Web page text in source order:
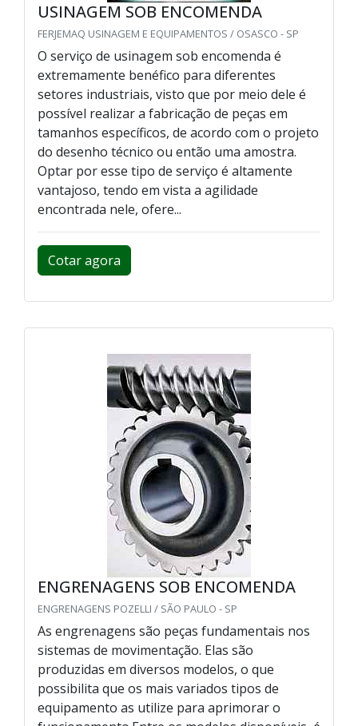
USINAGEM SOB ENCOMENDA
FERJEMAQ USINAGEM E EQUIPAMENTOS / OSASCO - SP
O serviço de usinagem sob encomenda é
extremamente benéfico para diferentes
setores industriais, visto que por meio dele é
possível realizar a fabricação de peças em
tamanhos específicos, de acordo com o projeto
do desenho técnico ou então uma amostra.
Optar por esse tipo de serviço é altamente
vantajoso, tendo em vista a agilidade
encontrada nele, ofere...
Cotar agora
ENGRENAGENS SOB ENCOMENDA
ENGRENAGENS POZELLI / SÃO PAULO - SP
As engrenagens são peças fundamentais nos
sistemas de movimentação. Elas são
produzidas em diversos modelos, o que
possibilita que os mais variados tipos de
equipamento as utilize para aprimorar o